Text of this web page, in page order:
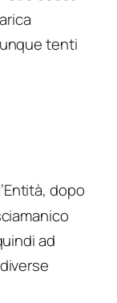
tenti
dopo
ad